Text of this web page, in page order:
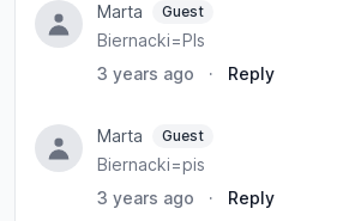
Marta Guest
Biernacki=PIs
3 years ago
· Reply
Marta Guest
Biernacki=pis
3 years ago
· Reply